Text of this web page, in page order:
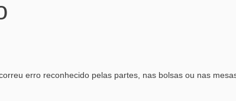
erro reconhecido pelas partes, nas bolsas ou nas